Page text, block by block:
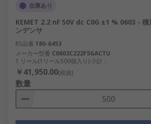
在庫あり
KEMET 2.2 nF 50V dc C0G ±1 % 0603 - 積
ンデンサ
RS品番 180-6453
メーカー型番 C0603C222F5GACTU
1 リール(1リール500個入り) 小計：
￥41,950.00(税抜)
数量